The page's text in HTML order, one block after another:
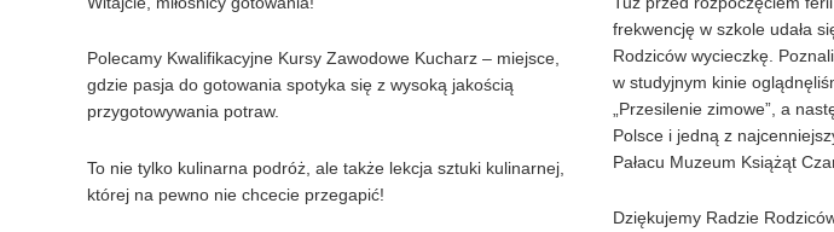
Polecamy Kwalifikacyjne Kursy Zawodowe Kucharz – miejsce,
gdzie pasja do gotowania spotyka się z wysoką jakością
przygotowywania potraw.
To nie tylko kulinarna podróż, ale także lekcja sztuki kulinarnej,
której na pewno nie chcecie przegapić!
frekwencję w szkole udała
Rodziców wycieczkę.
w studyjnym kinie
„Przesilenie zimowe”, a
Polsce i jedną z
Pałacu Muzeum Książąt
Dziękujemy Radzie